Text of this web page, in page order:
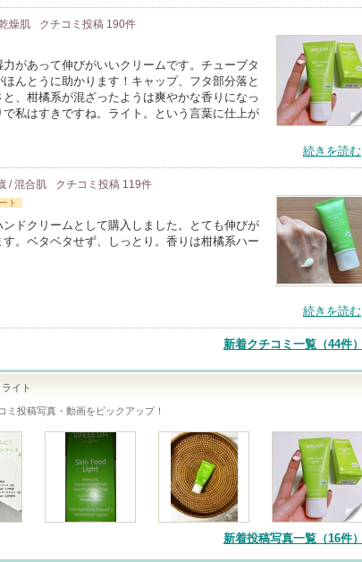
燥肌 クチコミ投稿 190件
があって伸びがいいクリームです。チューブタ
んとうに助かります！キャップ、フタ部分落と
、柑橘系が混ざったようは爽やかな香りになっ
私はすきですね。ライト。という言葉に仕上が
続きを読む
/ 混合肌 クチコミ投稿 119件
ト
ドクリームとして購入しました。とても伸びが
。ベタベタせず、しっとり。香りは柑橘系ハー
続きを読む
新着クチコミ一覧 （44件）
イト
ミ投稿写真・動画をピックアップ！
新着投稿写真一覧（16件）